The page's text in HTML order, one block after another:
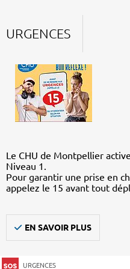
URGENCES
Le CHU de Montpellier
Niveau 1.
Pour garantir une prise en
appelez le 15 avant tout
EN SAVOIR PLUS
URGENCES